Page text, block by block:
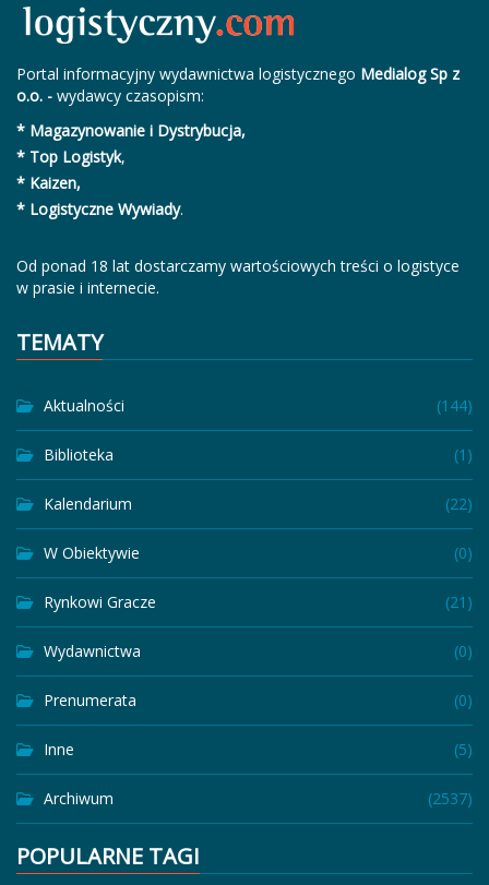
Portal informacyjny wydawnictwa logistycznego Medialog Sp z
o.o. - wydawcy czasopism:
* Magazynowanie i Dystrybucja,
* Top Logistyk,
* Kaizen,
* Logistyczne Wywiady.
Od ponad 18 lat dostarczamy wartościowych treści o logistyce
w prasie i internecie.
TEMATY
Aktualności (144)
Biblioteka (1)
Kalendarium (22)
W Obiektywie (0)
Rynkowi Gracze (21)
Wydawnictwa (0)
Prenumerata (0)
Inne (5)
Archiwum (2537)
POPULARNE TAGI